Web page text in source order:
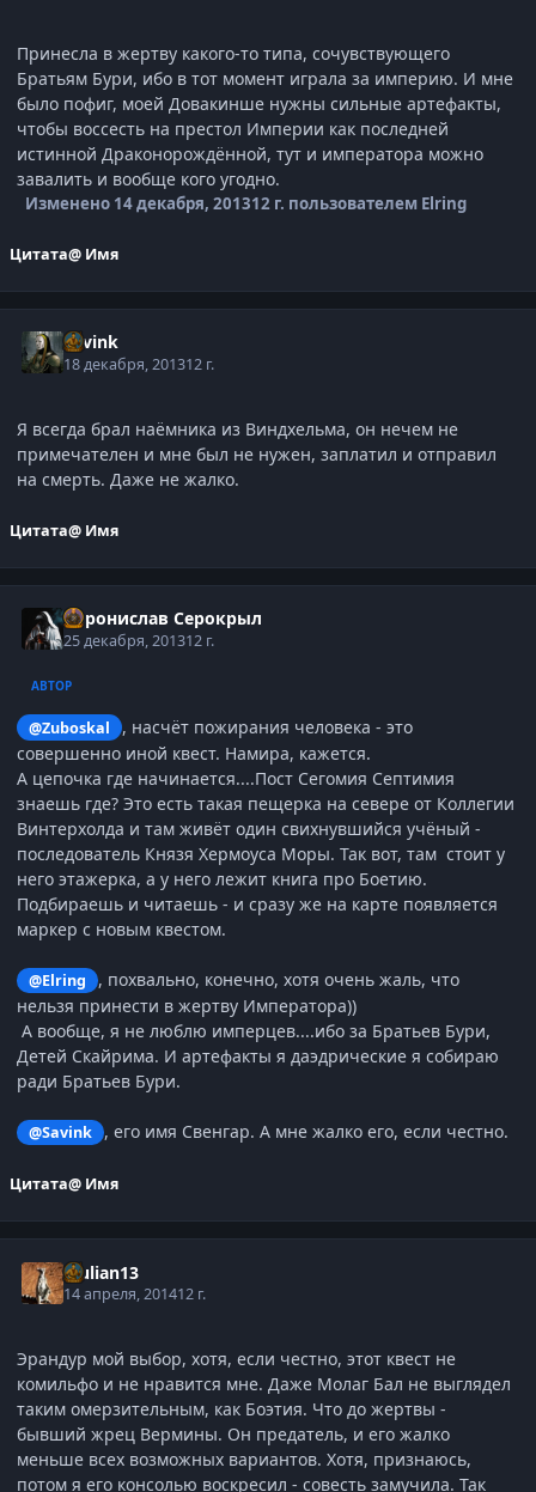
Принесла в жертву какого-то типа, сочувствующего
Братьям Бури, ибо в тот момент играла за империю. И мне
было пофиг, моей Довакинше нужны сильные артефакты,
чтобы воссесть на престол Империи как последней
истинной Драконорождённой, тут и императора можно
завалить и вообще кого угодно.
Изменено 14 декабря, 201312 г. пользователем Elring
Цитата@ Имя
Savink
18 декабря, 201312 г.
Я всегда брал наёмника из Виндхельма, он нечем не
примечателен и мне был не нужен, заплатил и отправил
на смерть. Даже не жалко.
Цитата@ Имя
Воронислав Серокрыл
25 декабря, 201312 г.
АВТОР
@Zuboskal
, насчёт пожирания человека - это
совершенно иной квест. Намира, кажется.
А цепочка где начинается....Пост Сегомия Септимия
знаешь где? Это есть такая пещерка на севере от Коллегии
Винтерхолда и там живёт один свихнувшийся учёный -
последователь Князя Хермоуса Моры. Так вот, там стоит у
него этажерка, а у него лежит книга про Боетию.
Подбираешь и читаешь - и сразу же на карте появляется
маркер с новым квестом.
@Elring
, похвально, конечно, хотя очень жаль, что
нельзя принести в жертву Императора))
А вообще, я не люблю имперцев....ибо за Братьев Бури,
Детей Скайрима. И артефакты я даэдрические я собираю
ради Братьев Бури.
@Savink , его имя Свенгар. А мне жалко его, если честно.
Цитата@ Имя
djulian13
14 апреля, 201412 г.
Эрандур мой выбор, хотя, если честно, этот квест не
комильфо и не нравится мне. Даже Молаг Бал не выглядел
таким омерзительным, как Боэтия. Что до жертвы -
бывший жрец Вермины. Он предатель, и его жалко
меньше всех возможных вариантов. Хотя, признаюсь,
потом я его консолью воскресил - совесть замучила. Так